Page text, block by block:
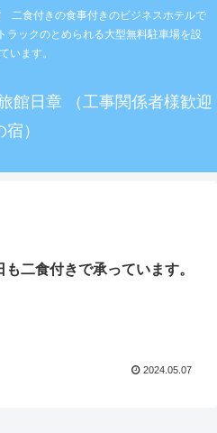
二食付きの食事付きのビジネスホテルで
ックのとめられる大型無料駐車場を設
います。
日章 （工事関係者様歓迎
宿）
も二食付きで承っています。
2024.05.07